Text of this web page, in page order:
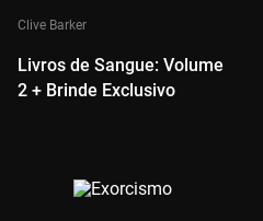
Clive Barker
Livros de Sangue: Volume
2 + Brinde Exclusivo